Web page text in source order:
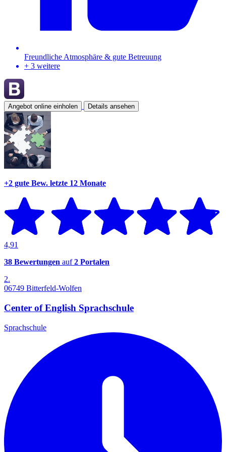
Freundliche Atmosphäre & gute Betreuung
+ 3 weitere
Angebot online einholen Details ansehen
+2 gute Bew. letzte 12 Monate
4,91
38 Bewertungen auf2 Portalen
2.
06749 Bitterfeld-Wolfen
Center of English Sprachschule
Sprachschule